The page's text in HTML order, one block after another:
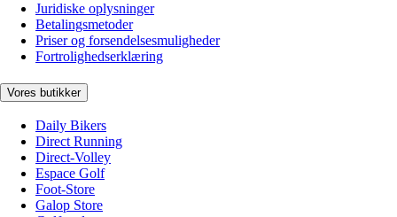
Juridiske oplysninger
Betalingsmetoder
Priser og forsendelsesmuligheder
Fortrolighedserklæring
Vores butikker
Daily Bikers
Direct Running
Direct-Volley
Espace Golf
Foot-Store
Galop Store